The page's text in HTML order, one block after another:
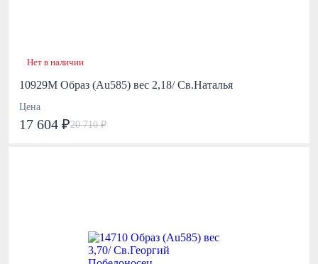
Нет в наличии
10929М Образ (Au585) вес 2,18/ Св.Наталья
Цена
17 604 ₽20 710 ₽